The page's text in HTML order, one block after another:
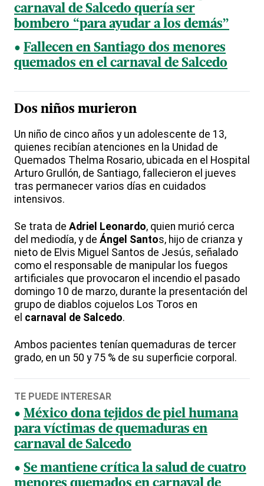
carnaval de Salcedo quería ser
bombero “para ayudar a los demás”
Fallecen en Santiago dos menores
quemados en el carnaval de Salcedo
Dos niños murieron
Un niño de cinco años y un adolescente de 13,
quienes recibían atenciones en la Unidad de
Quemados Thelma Rosario, ubicada en el Hospital
Arturo Grullón, de Santiago, fallecieron el jueves
tras permanecer varios días en cuidados
intensivos.
Se trata de Adriel Leonardo, quien murió cerca
del mediodía, y de Ángel Santos, hijo de crianza y
nieto de Elvis Miguel Santos de Jesús, señalado
como el responsable de manipular los fuegos
artificiales que provocaron el incendio el pasado
domingo 10 de marzo, durante la presentación del
grupo de diablos cojuelos Los Toros en
el carnaval de Salcedo.
Ambos pacientes tenían quemaduras de tercer
grado, en un 50 y 75 % de su superficie corporal.
TE PUEDE INTERESAR
México dona tejidos de piel humana
para víctimas de quemaduras en
carnaval de Salcedo
Se mantiene crítica la salud de cuatro